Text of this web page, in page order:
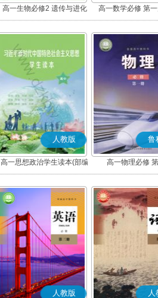
高一生物必修2 遗传与进化 高一数学必修 第
人教版
高一思想政治学生读本(部编
版)
鲁
高一物理必修
人教版 人